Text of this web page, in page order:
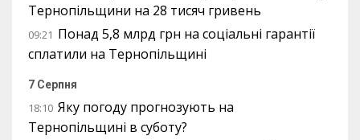
Тернопільщини на 28 тисяч гривень
09:21 Понад 5,8 млрд грн на соціальні гарантії
сплатили на Тернопільщині
7 Серпня
18:10 Яку погоду прогнозують на
Тернопільщині в суботу?